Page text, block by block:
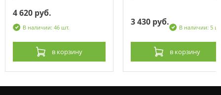
4 620 руб.
В наличии: 46 шт.
в корзину
3 430 руб.
В наличии: 5
в корзину